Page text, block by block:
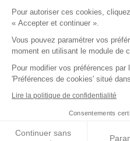
2026 © Opticiens
Pour autoriser ces cookies,
« Accepter et continuer ».
Vous pouvez paramétrer vos
moment en utilisant le module de
Pour modifier vos préférences
'Préférences de cookies' situé
Lire la politique de confidentialité
Consentements
Continuer sans